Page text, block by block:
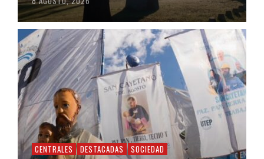
CENTRALES DESTACADAS SOCIEDAD